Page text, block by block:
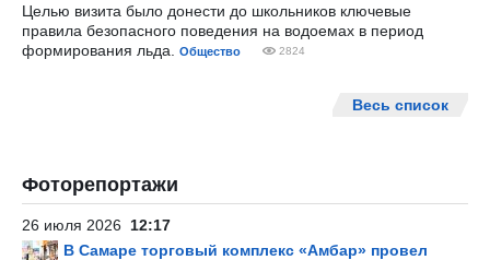
Целью визита было донести до школьников ключевые
правила безопасного поведения на водоемах в период
формирования льда.
Общество 2824
Весь список
Фоторепортажи
26 июля 2026 12:17
В Самаре торговый комплекс «Амбар» провел